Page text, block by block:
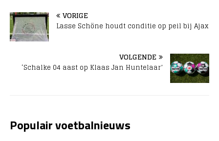
VORIGE
Lasse Schöne houdt conditie op peil bij Ajax
VOLGENDE
‘Schalke 04 aast op Klaas Jan Huntelaar’
Populair voetbalnieuws